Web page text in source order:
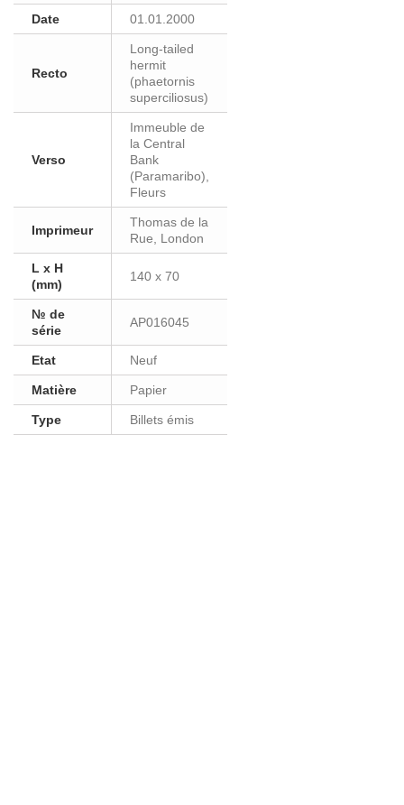
Date 01.01.2000
Recto
Long-tailed
hermit
(phaetornis
superciliosus)
Verso
Immeuble de
la Central
Bank
(Paramaribo),
Fleurs
Imprimeur
Thomas de la
Rue, London
L x H
(mm)
140 x 70
№ de
série
AP016045
Etat Neuf
Matière Papier
Type Billets émis